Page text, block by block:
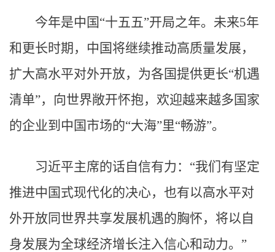
今年是中国“十五五”开局之年。未来5年
和更长时期，中国将继续推动高质量发展，
扩大高水平对外开放，为各国提供更长“机遇
清单”，向世界敞开怀抱，欢迎越来越多国家
的企业到中国市场的“大海”里“畅游”。
习近平主席的话自信有力：“我们有坚定
推进中国式现代化的决心，也有以高水平对
外开放同世界共享发展机遇的胸怀，将以自
身发展为全球经济增长注入信心和动力。”